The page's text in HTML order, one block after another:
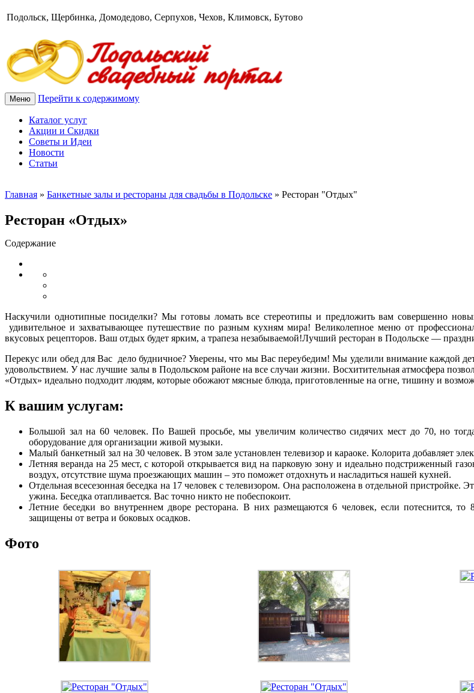
Подольск, Щербинка, Домодедово, Серпухов, Чехов, Климовск, Бутово
Меню Перейти к содержимому
Каталог услуг
Акции и Скидки
Советы и Идеи
Новости
Статьи
Главная » Банкетные залы и рестораны для свадьбы в Подольске » Ресторан "Отдых"
Ресторан «Отдых»
Содержание
Наскучили однотипные посиделки? Мы готовы ломать все стереотипы и предложить вам совершенно
удивительное и захватывающее путешествие по разным кухням мира! Великолепное меню от
вкусовых рецепторов. Ваш отдых будет ярким, а трапеза незабываемой!Лучший ресторан в Подольске —
Перекус или обед для Вас дело будничное? Уверены, что мы Вас переубедим! Мы уделили внимание каждой
удовольствием. У нас лучшие залы в Подольском районе на все случаи жизни. Восхитительная атмосфера
«Отдых» идеально подходит людям, которые обожают мясные блюда, приготовленные на огне, тишину и
К вашим услугам:
Большой зал на 60 человек. По Вашей просьбе, мы увеличим количество сидячих мест до 70, но
оборудование для организации живой музыки.
Малый банкетный зал на 30 человек. В этом зале установлен телевизор и караоке. Колорита добавляет
Летняя веранда на 25 мест, с которой открывается вид на парковую зону и идеально подстриженный
воздух, отсутствие шума проезжающих машин – это поможет отдохнуть и насладиться нашей кухней.
Отдельная всесезонная беседка на 17 человек с телевизором. Она расположена в отдельной
ужина. Беседка отапливается. Вас точно никто не побеспокоит.
Летние беседки во внутреннем дворе ресторана. В них размещаются 6 человек, если потеснится,
защищены от ветра и боковых осадков.
Фото